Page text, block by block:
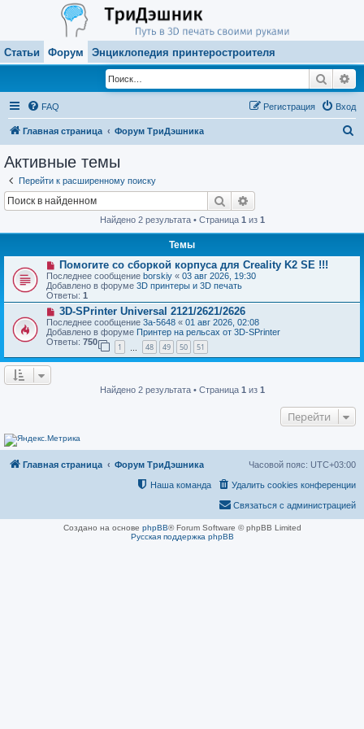
Статьи Форум Энциклопедия принтеростроителя
Поиск
FAQ Вход
Регистрация
Главная страница Форум ТриДэшника
Активные темы
Перейти к расширенному поиску
Поиск
Найдено 2 результата • Страница 1 из 1
Темы
Н
о
в
о
е
с
о
о
б
е
Помогите со сборкой корпуса для Creality K2 SE !!!
Последнее сообщение borskiy « 03 авг 2026, 19:30
Добавлено в форуме 3D принтеры и 3D печать
Ответы: 1
Н
о
в
о
е
с
е
3D-SPrinter Universal 2121/2621/2626
Последнее сообщение 3a-5648 « 01 авг 2026, 02:08
Добавлено в форуме Принтер на рельсах от 3D-SPrinter
Ответы: 750
1 48 49 50 51
Найдено 2 результата • Страница 1 из 1
Перейти
Главная страница Форум ТриДэшника Часовой пояс: UTC+03:00
Удалить cookies конференции
Наша команда
Связаться с администрацией
Создано на основе phpBB® Forum Software © phpBB Limited
Русская поддержка phpBB